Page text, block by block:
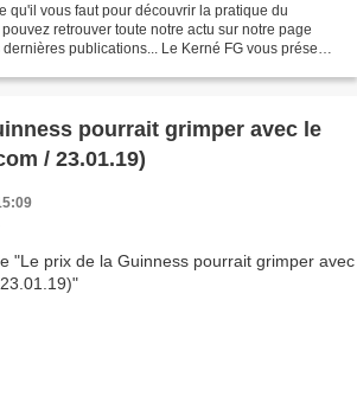
qu'il vous faut pour découvrir la pratique du
retrouver toute notre actu sur notre page
publications... Le Kerné FG vous présente
pourrait grimper avec le
/ 23.01.19)